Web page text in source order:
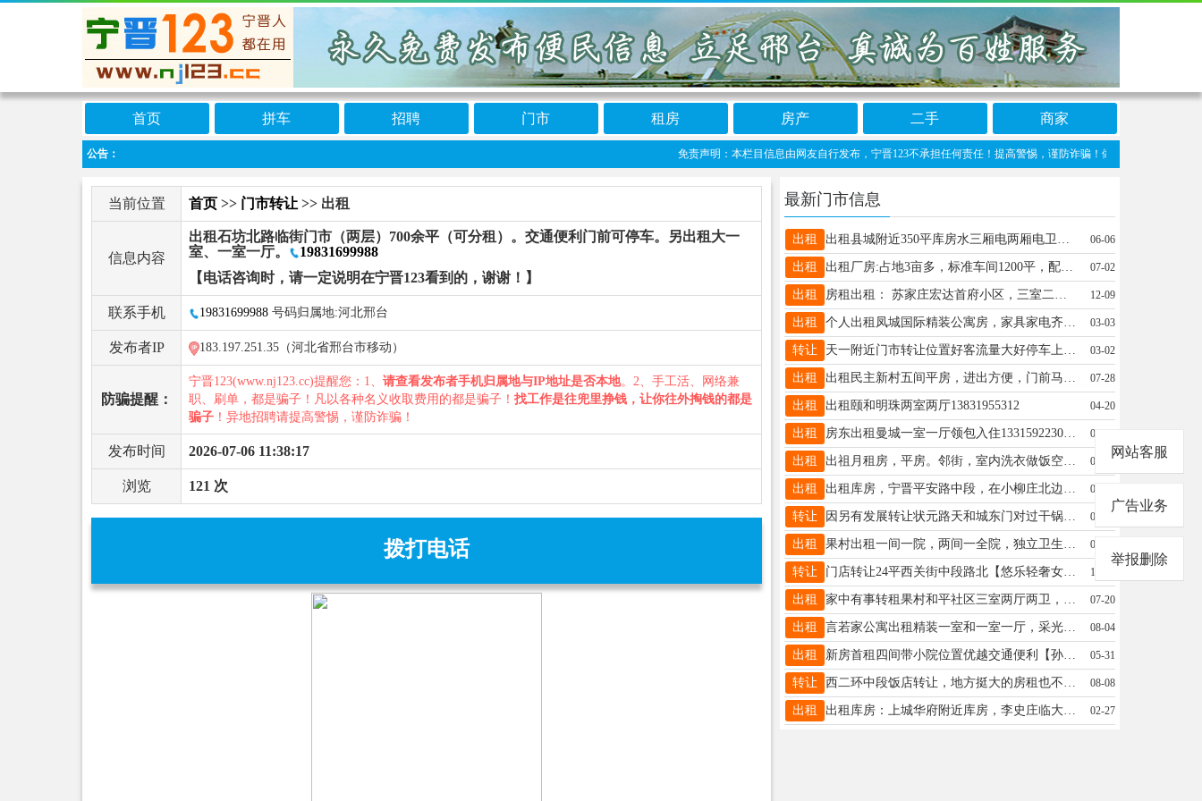
首页 拼车 招聘 门市 租房 房产 二手 商家
公告： 免责声明：本栏目信息由网友自行发布，宁晋123不承担任何责任！提高警惕，谨防诈骗！做推广、做信息置顶！
当前位置 首页 >> 门市转让 >> 出租
信息内容
出租石坊北路临街门市（两层）700余平（可分租）。交通便利门前可停车。另出租大一
室、一室一厅。
19831699988
【电话咨询时，请一定说明在宁晋123看到的，谢谢！】
联系手机 19831699988 号码归属地:河北邢台
发布者IP 183.197.251.35（河北省邢台市移动）
防骗提醒：
宁晋123(www.nj123.cc)提醒您：1、 请查看发布者手机归属地与IP地址是否本地。2、手工活、网络兼
职、刷单，都是骗子！凡以各种名义收取费用的都是骗子！ 找工作是往兜里挣钱，让你往外掏钱的都是
骗子 ！异地招聘请提高警惕，谨防诈骗！
发布时间 2026-07-06 11:38:17
浏览 121 次
拨打电话
最新门市信息
出租 出租县城附近350平库房水三厢电两厢电卫生间空调齐全可放东西可住人地面干净电话15803296407 06-06
出租 出租厂房:占地3亩多，标准车间1200平，配备5吨行车，250变压器，办公室等.交通便利，门前可停车。非诚勿扰，价格详谈。地址在唐邱村附近。微电13473499886 07-02
出租 房租出租： 苏家庄宏达首府小区，三室二厅134平，带品牌家具家电，有租房的联系15130980525 12-09
出租 个人出租凤城国际精装公寓房，家具家电齐全可居住可办公，精装修智能锁随时可以看房，月租年租都可以，联系电话15732911298 03-03
转让 天一附近门市转让位置好客流量大好停车上下3层370平左右装修好投资少租金不高不限行业可实地考察联系电话15030932597 03-02
出租 出租民主新村五间平房，进出方便，门前马路宽阔，水电气齐全，三相电，宜居宜库宜网店，联系电话13930952878 07-28
出租 出租颐和明珠两室两厅13831955312 04-20
出租 房东出租曼城一室一厅领包入住13315922306中间勿扰 07-25
出租 出祖月租房，平房。邻街，室内洗衣做饭空调热水器洗衣机双人床独卫生间。交通方便，拎包入住。电话15933704864 02-25
出租 出租库房，宁晋平安路中段，在小柳庄北边，800平方，年租4万，15131314468 03-17
转让 因另有发展转让状元路天和城东门对过干锅鸭头香辣虾店，设备齐全接手可营业可带技术18731904960 03-02
出租 果村出租一间一院，两间一全院，独立卫生间.热水器，空调，厨房，一应俱全，可月租可年租，有意者打电话15833627272 05-23
转让 门店转让24平西关街中段路北【悠乐轻奢女装】价格详谈有诚意者可电话咨询15532965119 11-09
出租 家中有事转租果村和平社区三室两厅两卫，家具家电齐全停车方便，1月底到期，也可年租15373439020 07-20
出租 言若家公寓出租精装一室和一室一厅，采光好家具家电齐全，拎包入住，免费宽带入户无线上网。可随时看房，年租月租均可地址：大王庄北口（金玺国际城南行）联系方式：15175953595（微信） 08-04
出租 新房首租四间带小院位置优越交通便利【孙村】精装家具家电齐全拎包入住进出车方便房东电话15930942485 05-31
转让 西二环中段饭店转让，地方挺大的房租也不贵，有六个单间六个散台，是一处小院可做农家院，附近有成熟小区门口停车方便，有意找店的可以过来看看☎电话13012125379 08-08
出租 出租库房：上城华府附近库房，李史庄临大街厂房，600平/已搭建大棚，高七米可进大车，内有新铺设停车场，上城华府附近，北邻新一中，实验三小，水电齐全三相电联系电话13931953496 02-27
网站客服
广告业务
举报删除